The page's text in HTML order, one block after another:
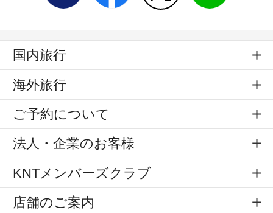
国内旅行
海外旅行
ご予約について
法人・企業のお客様
KNTメンバーズクラブ
店舗のご案内